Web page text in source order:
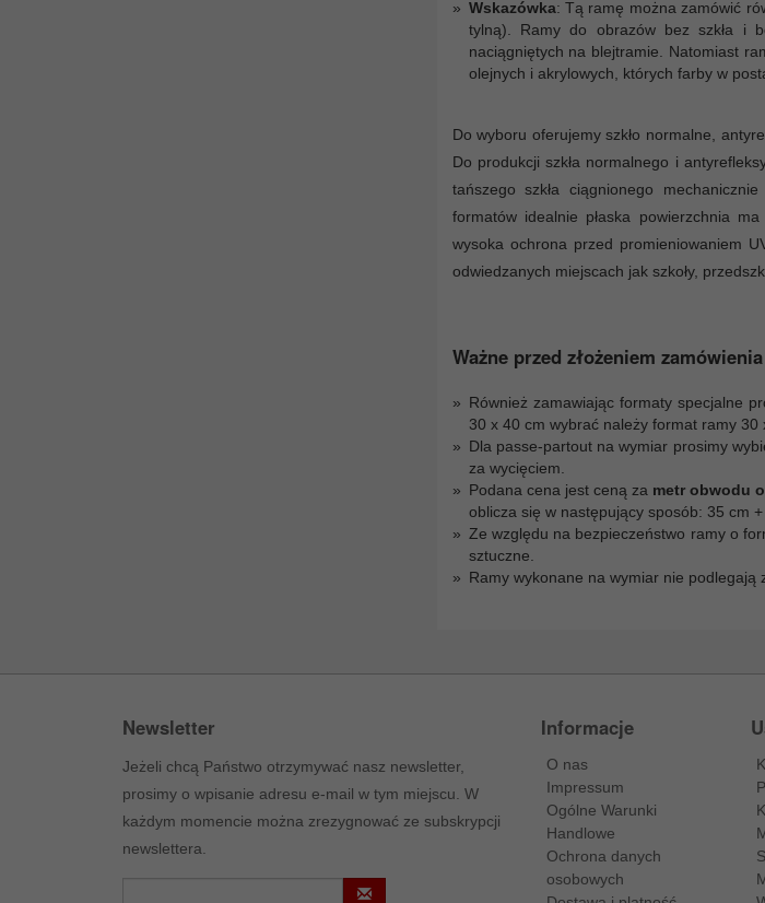
Wskazówka: Tą ramę można zamówić
tylną). Ramy do obrazów bez szkła i
naciągniętych na blejtramie. Natomiast
olejnych i akrylowych, których farby w
Do wyboru oferujemy szkło normalne,
Do produkcji szkła normalnego i
tańszego szkła ciągnionego
formatów idealnie płaska powierzchnia
wysoka ochrona przed promieniowaniem
odwiedzanych miejscach jak szkoły,
Ważne przed złożeniem zamówienia
Również zamawiając formaty specjalne
30 x 40 cm wybrać należy format ramy 30
Dla passe-partout na wymiar prosimy
za wycięciem.
Podana cena jest ceną za metr obwodu
oblicza się w następujący sposób: 35 cm
Ze względu na bezpieczeństwo ramy o
sztuczne.
Ramy wykonane na wymiar nie podlegają
Newsletter
Jeżeli chcą Państwo otrzymywać nasz newsletter,
prosimy o wpisanie adresu e-mail w tym miejscu. W
każdym momencie można zrezygnować ze subskrypcji
newslettera.
Informacje
O nas
Impressum
Ogólne Warunki
Handlowe
Ochrona danych
osobowych